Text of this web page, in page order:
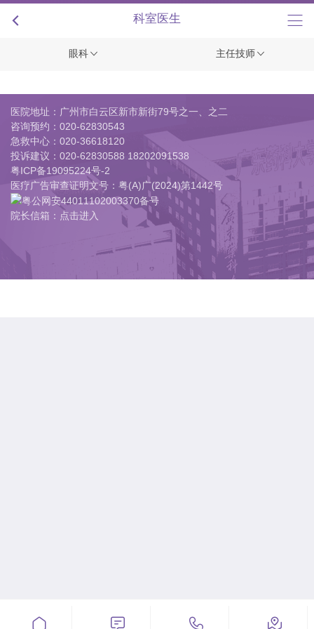
科室医生
眼科 主任技师
   
医院地址：广州市白云区新市新街79号之一、之二
咨询预约： 020-62830543
急救中心： 020-36618120
投诉建议： 020-62830588 18202091538
粤ICP备19095224号-2
医疗广告审查证明文号：粤(A)广(2024)第1442号
粤公网安44011102003370备号
院长信箱：点击进入